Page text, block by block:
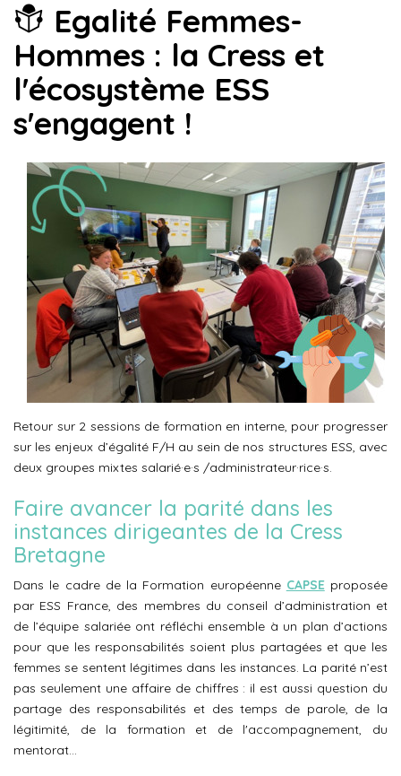
Egalité Femmes-
Hommes : la Cress et
l'écosystème ESS
s'engagent !
Retour sur 2 sessions de formation en interne, pour progresser
sur les enjeux d’égalité F/H au sein de nos structures ESS, avec
deux groupes mixtes salarié·e·s /administrateur·rice·s.
Faire avancer la parité dans les
instances dirigeantes de la Cress
Bretagne
Dans le cadre de la Formation européenne CAPSEproposée
par ESS France, des membres du conseil d’administration et
de l’équipe salariée ont réfléchi ensemble à un plan d’actions
pour que les responsabilités soient plus partagées et que les
femmes se sentent légitimes dans les instances. La parité n’est
pas seulement une affaire de chiffres : il est aussi question du
partage des responsabilités et des temps de parole, de la
légitimité, de la formation et de l'accompagnement, du
mentorat…